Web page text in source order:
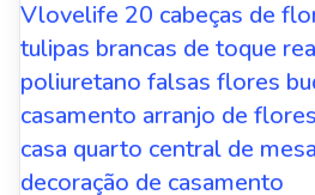
Vlovelife 20 cabeças de
tulipas brancas de toque
poliuretano falsas flores
casamento arranjo de
casa quarto central de
decoração de casamento